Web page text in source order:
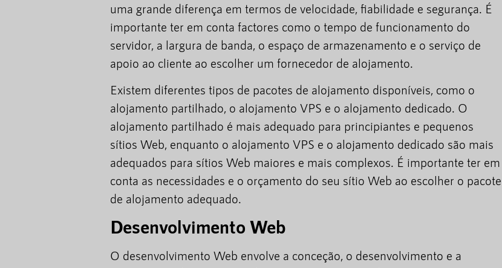
uma grande diferença em termos de velocidade, fiabilidade e segurança. É
importante ter em conta factores como o tempo de funcionamento do
servidor, a largura de banda, o espaço de armazenamento e o serviço de
apoio ao cliente ao escolher um fornecedor de alojamento.
Existem diferentes tipos de pacotes de alojamento disponíveis, como o
alojamento partilhado, o alojamento VPS e o alojamento dedicado. O
alojamento partilhado é mais adequado para principiantes e pequenos
sítios Web, enquanto o alojamento VPS e o alojamento dedicado são mais
adequados para sítios Web maiores e mais complexos. É importante ter em
conta as necessidades e o orçamento do seu sítio Web ao escolher o pacote
de alojamento adequado.
Desenvolvimento Web
O desenvolvimento Web envolve a conceção, o desenvolvimento e a